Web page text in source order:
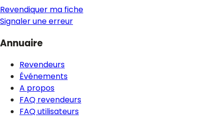
Revendiquer ma fiche
Signaler une erreur
Annuaire
Revendeurs
Événements
A propos
FAQ revendeurs
FAQ utilisateurs